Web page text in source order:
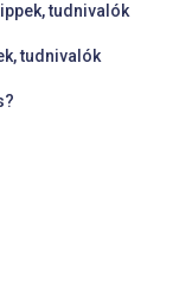
tudnivalók
tudnivalók